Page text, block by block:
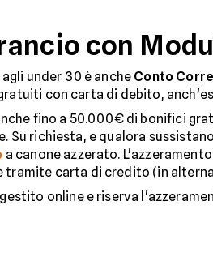
con
under 30 è anche Conto
con carta di debito,
fino a 50.000€ di bonifici
Su richiesta, e qualora
a canone azzerato.
tramite carta di credito (in
online e riserva